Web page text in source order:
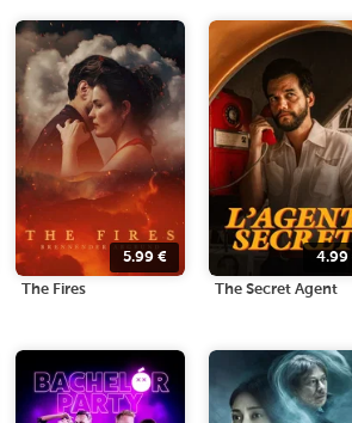
5.99 €
The Fires
4.99
The Secret Agent